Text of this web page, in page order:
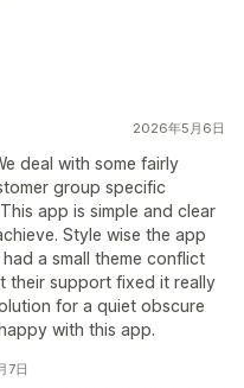
2026年5月6日
deal with some fairly
group specific
app is simple and clear
Style wise the app
a small theme conflict
their support fixed it really
for a quiet obscure
with this app.
7日